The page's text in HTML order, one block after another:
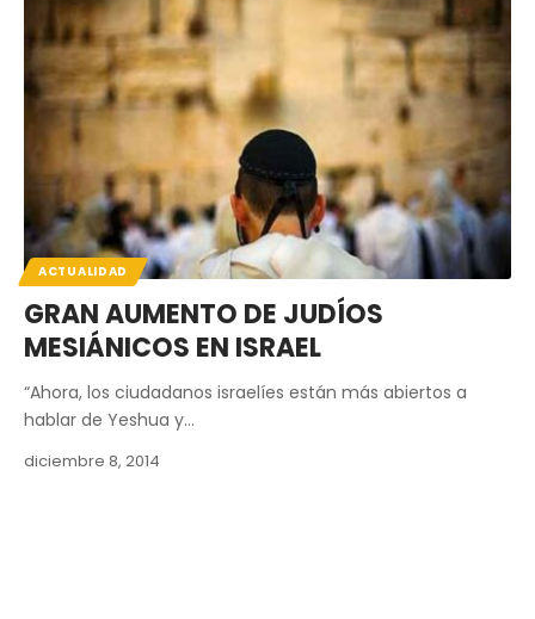
ACTUALIDAD
GRAN AUMENTO DE JUDÍOS
MESIÁNICOS EN ISRAEL
“Ahora, los ciudadanos israelíes están más abiertos a
hablar de Yeshua y…
diciembre 8, 2014